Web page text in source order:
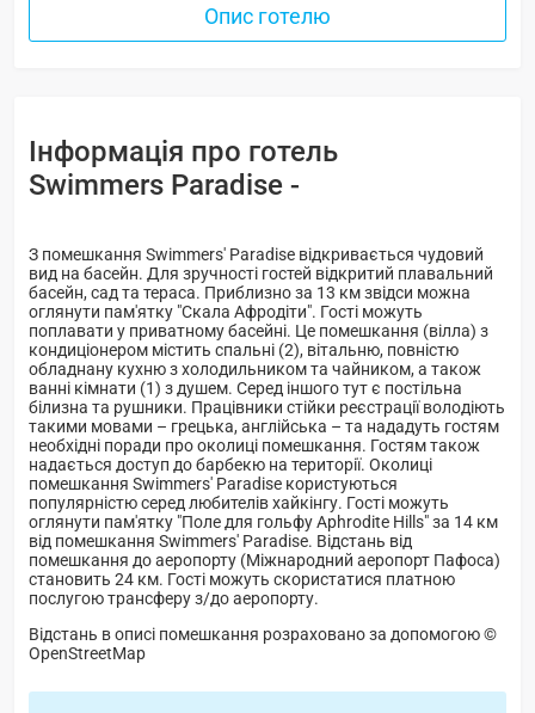
Опис готелю
Інформація про готель
Swimmers Paradise -
З помешкання Swimmers' Paradise відкривається чудовий
вид на басейн. Для зручності гостей відкритий плавальний
басейн, сад та тераса. Приблизно за 13 км звідси можна
оглянути пам'ятку "Скала Афродіти". Гості можуть
поплавати у приватному басейні. Це помешкання (вілла) з
кондиціонером містить спальні (2), вітальню, повністю
обладнану кухню з холодильником та чайником, а також
ванні кімнати (1) з душем. Серед іншого тут є постільна
білизна та рушники. Працівники стійки реєстрації володіють
такими мовами – грецька, англійська – та нададуть гостям
необхідні поради про околиці помешкання. Гостям також
надається доступ до барбекю на території. Околиці
помешкання Swimmers' Paradise користуються
популярністю серед любителів хайкінгу. Гості можуть
оглянути пам'ятку "Поле для гольфу Aphrodite Hills" за 14 км
від помешкання Swimmers' Paradise. Відстань від
помешкання до аеропорту (Міжнародний аеропорт Пафоса)
становить 24 км. Гості можуть скористатися платною
послугою трансферу з/до аеропорту.
Відстань в описі помешкання розраховано за допомогою ©
OpenStreetMap